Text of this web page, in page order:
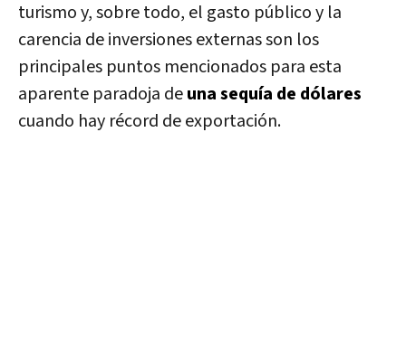
turismo y, sobre todo, el gasto público y la
carencia de inversiones externas son los
principales puntos mencionados para esta
aparente paradoja deuna sequía de dólares
cuando hay récord de exportación.